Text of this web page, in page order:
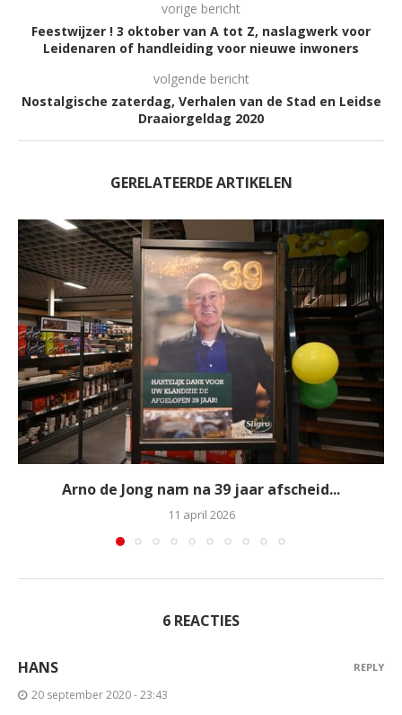
vorige bericht
Feestwijzer ! 3 oktober van A tot Z, naslagwerk voor
Leidenaren of handleiding voor nieuwe inwoners
volgende bericht
Nostalgische zaterdag, Verhalen van de Stad en Leidse
Draaiorgeldag 2020
GERELATEERDE ARTIKELEN
Arno de Jong nam na 39 jaar afscheid...
11 april 2026
6 REACTIES
HANS
20 september 2020 - 23:43
REPLY